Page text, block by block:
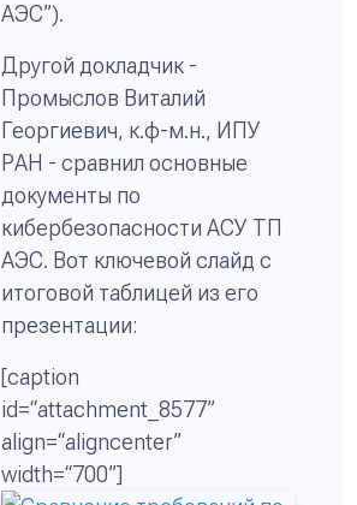
АЭС”).
Другой докладчик -
Промыслов Виталий
Георгиевич, к.ф-м.н., ИПУ
РАН - сравнил основные
документы по
кибербезопасности АСУ ТП
АЭС. Вот ключевой слайд с
итоговой таблицей из его
презентации:
[caption
id=“attachment_8577”
align=“aligncenter”
width=“700”]